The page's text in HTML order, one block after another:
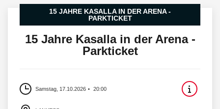
15 JAHRE KASALLA IN DER ARENA -
PARKTICKET
15 Jahre Kasalla in der Arena -
Parkticket
Samstag, 17.10.2026 20:00